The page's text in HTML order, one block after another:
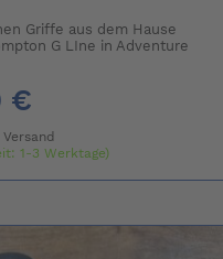
Griffe aus dem Hause
G LIne in Adventure
€
Versand
1-3 Werktage)